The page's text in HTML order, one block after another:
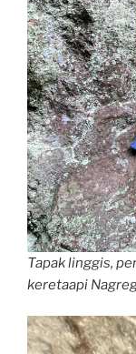
Tapak linggis,
keretaapi